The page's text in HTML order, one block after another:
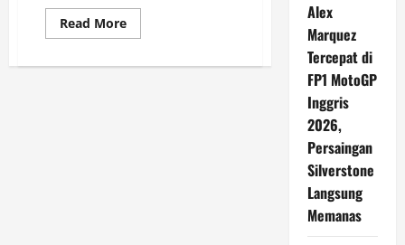
Read MoreRead
more
Sehat
Alex
Marquez
Tercepat di
FP1 MotoGP
Inggris
2026,
Persaingan
Silverstone
Langsung
Memanas